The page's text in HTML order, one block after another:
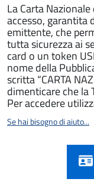
La Carta
accesso, garantita
emittente, che
tutta sicurezza ai
card o un token
nome della
scritta “CARTA
dimenticare che la
Per accedere
Se hai bisogno di aiuto...